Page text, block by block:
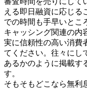
える即日融資に応じる
での時間も手早いとこ
キャッシング関連の内
実に信頼性の高い消費
てください。往々にし
あるかのように掲載す
す。
そもそもどこなら無利